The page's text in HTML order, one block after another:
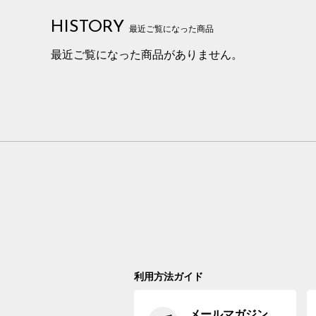
HISTORY 最近ご覧になった商品
最近ご覧になった商品がありません。
利用方法ガイド